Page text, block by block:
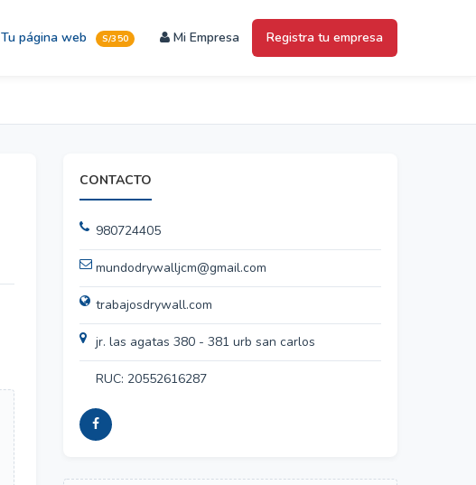
Tu página web S/350 Mi Empresa Registra tu empresa
CONTACTO
980724405
mundodrywalljcm@gmail.com
trabajosdrywall.com
jr. las agatas 380 - 381 urb san carlos
RUC: 20552616287